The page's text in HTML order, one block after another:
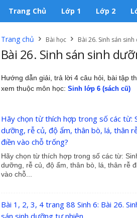
Trang Chủ Lớp 1 Lớp 2
Trang chủ Bài học Bài 26. Sinh sán
Bài 26. Sinh sán sinh
Hướng dẫn giải, trả lời 4 câu hỏi, bài tập
xem thuộc môn học: Sinh lớp 6 (sách cũ)
Hãy chọn từ thích hợp trong số các từ:
dưỡng, rễ củ, độ ẩm, thân bò, lá, thân
điền vào chỗ trống?
Hãy chọn từ thích hợp trong số các từ:
dưỡng, rễ củ, độ ẩm, thân bò, lá, thân rễ
vào chỗ...
Bài 1, 2, 3, 4 trang 88 Sinh 6: Bài 26.
sán sinh dưỡng tự nhiên